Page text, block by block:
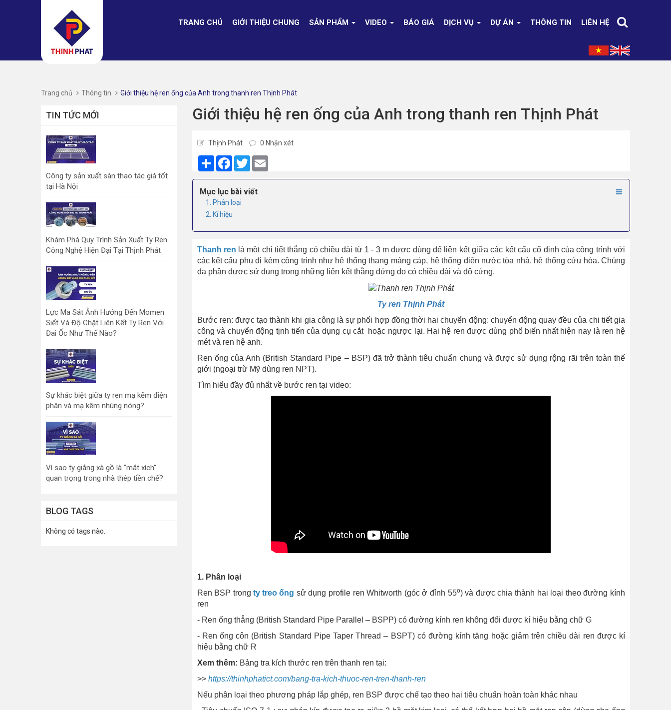
TRANG CHỦ GIỚI THIỆU CHUNG SẢN PHẨM VIDEO BÁO GIÁ DỊCH VỤ DỰ ÁN THÔNG TIN LIÊN HỆ
Trang chủ Thông tin Giới thiệu hệ ren ống của Anh trong thanh ren Thịnh Phát
Giới thiệu hệ ren ống của Anh trong thanh ren Thịnh Phát
Thịnh Phát 0 Nhận xét
ShareFacebook
TwitterEmail
Mục lục bài viết
1. Phân loại
2. Kí hiệu
Thanh ren là một chi tiết thẳng có chiều dài từ 1 - 3 m được dùng để liên kết giữa các kết cấu cố định của công trình với
các kết cấu phụ đi kèm công trình như hệ thống thang máng cáp, hệ thống điện nước tòa nhà, hệ thống cứu hỏa. Chúng
đa phần được sử dụng trong những liên kết thằng đứng do có chiều dài và độ cứng.
Ty ren Thịnh Phát
Bước ren: được tạo thành khi gia công là sự phối hợp đồng thời hai chuyển động: chuyển động quay đều của chi tiết gia
công và chuyển động tịnh tiến của dụng cụ cắt hoặc ngược lại. Hai hệ ren được dùng phổ biến nhất hiện nay là ren hệ
mét và ren hệ anh.
Ren ống của Anh (British Standard Pipe – BSP) đã trở thành tiêu chuẩn chung và được sử dụng rộng rãi trên toàn thế
giới (ngoại trừ Mỹ dùng ren NPT).
Tìm hiểu đầy đủ nhất về bước ren tại video:
1. Phân loại
Ren BSP trongty treo ống sử dụng profile ren Whitworth (góc ở đỉnh 55o) và được chia thành hai loại theo đường kính
ren
- Ren ống thẳng (British Standard Pipe Parallel – BSPP) có đường kính ren không đổi được kí hiệu bằng chữ G
- Ren ống côn (British Standard Pipe Taper Thread – BSPT) có đường kính tăng hoặc giảm trên chiều dài ren được kí
hiệu bằng chữ R
Xem thêm: Bảng tra kích thước ren trên thanh ren tại:
>> https://thinhphatict.com/bang-tra-kich-thuoc-ren-tren-thanh-ren
Nếu phân loại theo phương pháp lắp ghép, ren BSP được chế tạo theo hai tiêu chuẩn hoàn toàn khác nhau
TIN TỨC MỚI
Công ty sản xuất sàn thao tác giá tốt
tại Hà Nội
Khám Phá Quy Trình Sản Xuất Ty Ren
Công Nghệ Hiện Đại Tại Thịnh Phát
Lực Ma Sát Ảnh Hưởng Đến Momen
Siết Và Độ Chặt Liên Kết Ty Ren Với
Đai Ốc Như Thế Nào?
Sự khác biệt giữa ty ren mạ kẽm điện
phân và mạ kẽm nhúng nóng?
Vì sao ty giằng xà gồ là "mắt xích"
quan trọng trong nhà thép tiền chế?
BLOG TAGS
Không có tags nào.